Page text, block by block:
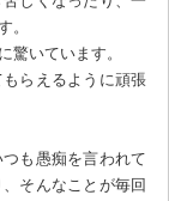
。
驚いています。
らえるように頑張
も愚痴を言われて
そんなことが毎回